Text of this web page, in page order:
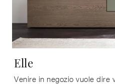
Elle
Venire in negozio vuole dire